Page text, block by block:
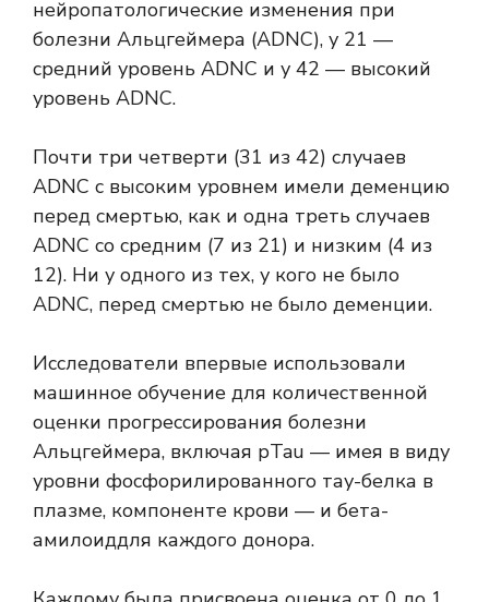
нейропатологические изменения при
болезни Альцгеймера (ADNC), у 21 —
средний уровень ADNC и у 42 — высокий
уровень ADNC.
Почти три четверти (31 из 42) случаев
ADNC с высоким уровнем имели деменцию
перед смертью, как и одна треть случаев
ADNC со средним (7 из 21) и низким (4 из
12). Ни у одного из тех, у кого не было
ADNC, перед смертью не было деменции.
Исследователи впервые использовали
машинное обучение для количественной
оценки прогрессирования болезни
Альцгеймера, включая pTau — имея в виду
уровни фосфорилированного тау-белка в
плазме, компоненте крови — и бета-
амилоиддля каждого донора.